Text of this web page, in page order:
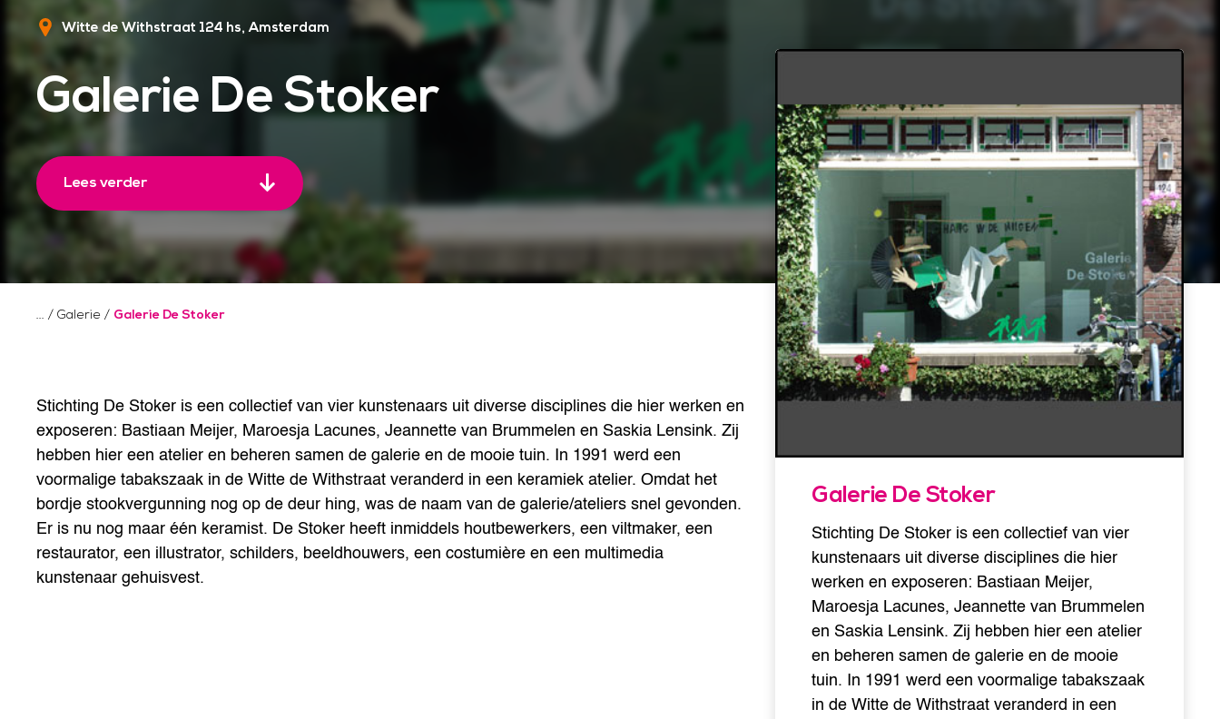
Witte de Withstraat 124 hs Amsterdam
Galerie De Stoker
Lees verder
/ Galerie / Galerie De Stoker
Stichting De Stoker is een collectief van vier kunstenaars uit diverse disciplines die hier werken en
exposeren: Bastiaan Meijer, Maroesja Lacunes, Jeannette van Brummelen en Saskia Lensink. Zij
hebben hier een atelier en beheren samen de galerie en de mooie tuin. In 1991 werd een
voormalige tabakszaak in de Witte de Withstraat veranderd in een keramiek atelier. Omdat het
bordje stookvergunning nog op de deur hing, was de naam van de galerie/ateliers snel gevonden.
Er is nu nog maar één keramist. De Stoker heeft inmiddels houtbewerkers, een viltmaker, een
restaurator, een illustrator, schilders, beeldhouwers, een costumière en een multimedia
kunstenaar gehuisvest.
Galerie De Stoker
Stichting De Stoker is een collectief van vier
kunstenaars uit diverse disciplines die hier
werken en exposeren: Bastiaan Meijer,
Maroesja Lacunes, Jeannette van Brummelen
en Saskia Lensink. Zij hebben hier een atelier
en beheren samen de galerie en de mooie
tuin. In 1991 werd een voormalige tabakszaak
in de Witte de Withstraat veranderd in een